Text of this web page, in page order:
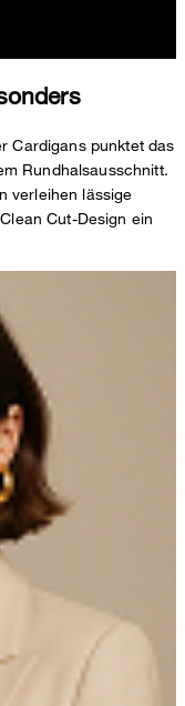
Cardigans punktet das
Rundhalsausschnitt.
verleihen lässige
Cut-Design ein